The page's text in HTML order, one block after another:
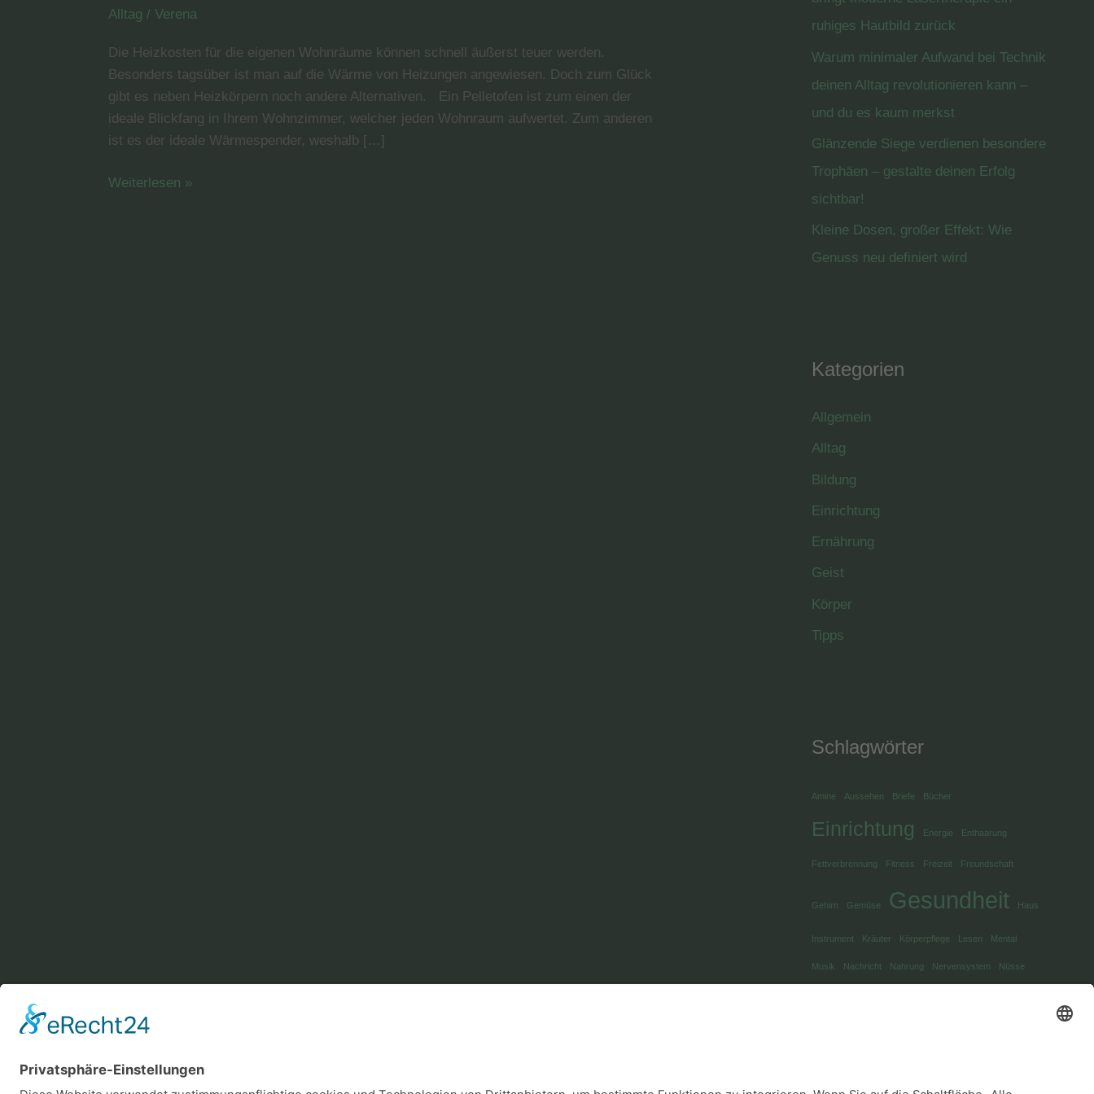
Alltag /Verena
Die Heizkosten für die eigenen Wohnräume können schnell äußerst teuer werden.
Besonders tagsüber ist man auf die Wärme von Heizungen angewiesen. Doch zum Glück
gibt es neben Heizkörpern noch andere Alternativen. Ein Pelletofen ist zum einen der
ideale Blickfang in Ihrem Wohnzimmer, welcher jeden Wohnraum aufwertet. Zum anderen
ist es der ideale Wärmespender, weshalb […]
sparen
Weiterlesen »
ruhiges Hautbild zurück
Warum minimaler Aufwand bei Technik
deinen Alltag revolutionieren kann –
und du es kaum merkst
Glänzende Siege verdienen besondere
Trophäen – gestalte deinen Erfolg
sichtbar!
Kleine Dosen, großer Effekt: Wie
Genuss neu definiert wird
Kategorien
Allgemein
Alltag
Bildung
Einrichtung
Ernährung
Geist
Körper
Tipps
Schlagwörter
Amine Aussehen Briefe Bücher
Einrichtung Energie Enthaarung
Fettverbrennung Fitness Freizeit Freundschaft
Gehirn Gemüse Gesundheit Haus
Instrument Kräuter Körperpflege Lesen Mental
Musik Nachricht Nahrung Nervensystem Nüsse